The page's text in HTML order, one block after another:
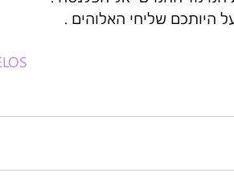
היותכם שליחי האלוהים .